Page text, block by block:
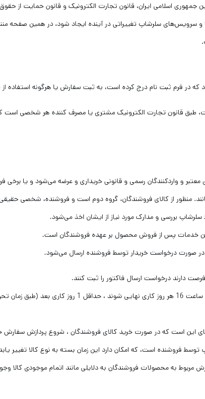
اسلامی ایران، قانون تجارت الکترونیک و قانون حمایت از
و سرویس‏‌های سلرشاپ تغییراتی در آینده ایجاد شود، در همین صفحه
در فرم ثبت نام درج کرده است، به ثبت سفارش یا هرگونه استفاده
طبق قانون تجارت الکترونیک مشتری یا مصرف کننده هر شخصی است
و واردکنندگان رسمی و قانونی خریداری و عرضه می‌شود و یا برخی
منظور از کالای فروشندگان، گروه دوم است و فروشنده، شخصی
بررسی و مدارک مورد نیاز از ایشان اخذ می‌شود.
خدمات پس از فروش محصول بر عهده فروشندگان است.
صورت درخواست خریدار توسط فروشنده ارسال می‌شود.
– سفارش‌هایی که دارای حداقل یک کالا از فروشندگان باشند
به محصولات فروشندگان به دلایلی مانند اتمام موجودی کالا